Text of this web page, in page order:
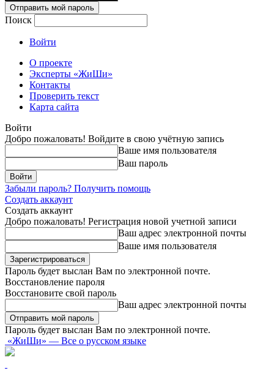
Поиск
Войти
О проекте
Эксперты «ЖиШи»
Контакты
Проверить текст
Карта сайта
Войти
Добро пожаловать! Войдите в свою учётную запись
Ваше имя пользователя
Ваш пароль
Забыли пароль? Получить помощь
Создать аккаунт
Создать аккаунт
Добро пожаловать! Регистрация новой учетной записи
Ваш адрес электронной почты
Ваше имя пользователя
Пароль будет выслан Вам по электронной почте.
Восстановление пароля
Восстановите свой пароль
Ваш адрес электронной почты
Пароль будет выслан Вам по электронной почте.
«ЖиШи» — Все о русском языке